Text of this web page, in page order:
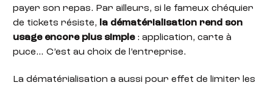
payer son repas. Par ailleurs, si le fameux chéquier
de tickets résiste,
la dématérialisation rend son
usage encore plus simple: application, carte à
puce… C’est au choix de l’entreprise.
La dématérialisation a aussi pour effet de limiter les